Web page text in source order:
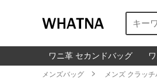
ワニ革 セカンドバッグ
メンズバッグ  メンズ クラッ